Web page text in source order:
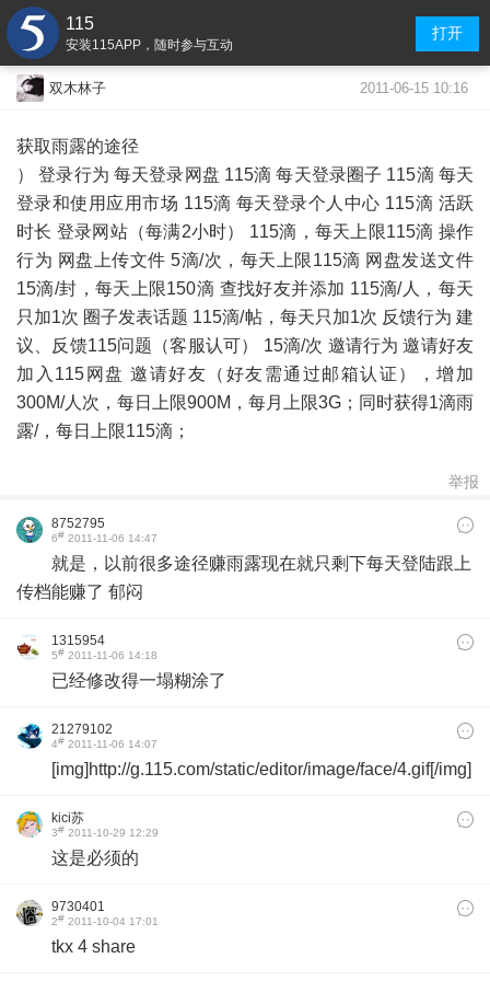
115
安装115APP，随时参与互动
打开
双木林子 2011-06-15 10:16
获取雨露的途径
） 登录行为 每天登录网盘 115滴 每天登录圈子 115滴 每天
登录和使用应用市场 115滴 每天登录个人中心 115滴 活跃
时长 登录网站（每满2小时） 115滴，每天上限115滴 操作
行为 网盘上传文件 5滴/次，每天上限115滴 网盘发送文件
15滴/封，每天上限150滴 查找好友并添加 115滴/人，每天
只加1次 圈子发表话题 115滴/帖，每天只加1次 反馈行为 建
议、反馈115问题（客服认可） 15滴/次 邀请行为 邀请好友
加入115网盘 邀请好友（好友需通过邮箱认证），增加
300M/人次，每日上限900M，每月上限3G；同时获得1滴雨
露/，每日上限115滴；
举报
8752795
6# 2011-11-06 14:47
就是，以前很多途径赚雨露现在就只剩下每天登陆跟上
传档能赚了 郁闷
1315954
5# 2011-11-06 14:18
已经修改得一塌糊涂了
21279102
4# 2011-11-06 14:07
[img]http://g.115.com/static/editor/image/face/4.gif[/img]
kici苏
3# 2011-10-29 12:29
这是必须的
9730401
2# 2011-10-04 17:01
tkx 4 share